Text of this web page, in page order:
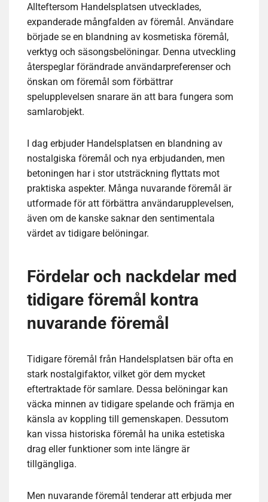
Allteftersom Handelsplatsen utvecklades,
expanderade mångfalden av föremål. Användare
började se en blandning av kosmetiska föremål,
verktyg och säsongsbelöningar. Denna utveckling
återspeglar förändrade användarpreferenser och
önskan om föremål som förbättrar
spelupplevelsen snarare än att bara fungera som
samlarobjekt.
I dag erbjuder Handelsplatsen en blandning av
nostalgiska föremål och nya erbjudanden, men
betoningen har i stor utsträckning flyttats mot
praktiska aspekter. Många nuvarande föremål är
utformade för att förbättra användarupplevelsen,
även om de kanske saknar den sentimentala
värdet av tidigare belöningar.
Fördelar och nackdelar med
tidigare föremål kontra
nuvarande föremål
Tidigare föremål från Handelsplatsen bär ofta en
stark nostalgifaktor, vilket gör dem mycket
eftertraktade för samlare. Dessa belöningar kan
väcka minnen av tidigare spelande och främja en
känsla av koppling till gemenskapen. Dessutom
kan vissa historiska föremål ha unika estetiska
drag eller funktioner som inte längre är
tillgängliga.
Men nuvarande föremål tenderar att erbjuda mer